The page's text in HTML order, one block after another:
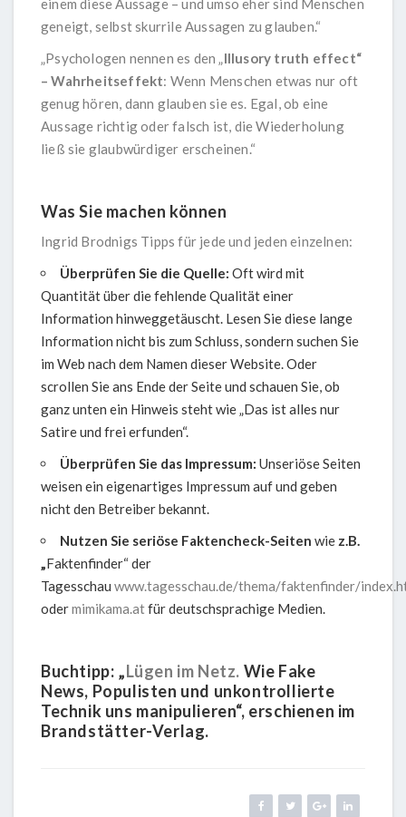
geneigt, selbst skurrile Aussagen zu glauben.“
„Psychologen nennen es den „ Illusory truth effect“
– Wahrheitseffekt: Wenn Menschen etwas nur oft
genug hören, dann glauben sie es. Egal, ob eine
Aussage richtig oder falsch ist, die Wiederholung
ließ sie glaubwürdiger erscheinen.“
Was Sie machen können
Ingrid Brodnigs Tipps für jede und jeden einzelnen:
Überprüfen Sie die Quelle: Oft wird mit
Quantität über die fehlende Qualität einer
Information hinweggetäuscht. Lesen Sie diese lange
Information nicht bis zum Schluss, sondern suchen Sie
im Web nach dem Namen dieser Website. Oder
scrollen Sie ans Ende der Seite und schauen Sie, ob
ganz unten ein Hinweis steht wie „Das ist alles nur
Satire und frei erfunden“.
Überprüfen Sie das Impressum: Unseriöse Seiten
weisen ein eigenartiges Impressum auf und geben
nicht den Betreiber bekannt.
Nutzen Sie seriöse Faktencheck-Seiten wie z.B.
Faktenfinder“ der
Tagesschau www.tagesschau.de/thema/faktenfinder/
odermimikama.atfür deutschsprachige Medien.
Buchtipp: „Lügen im Netz. Wie Fake
News, Populisten und unkontrollierte
Technik uns manipulieren“, erschienen im
Brandstätter-Verlag.